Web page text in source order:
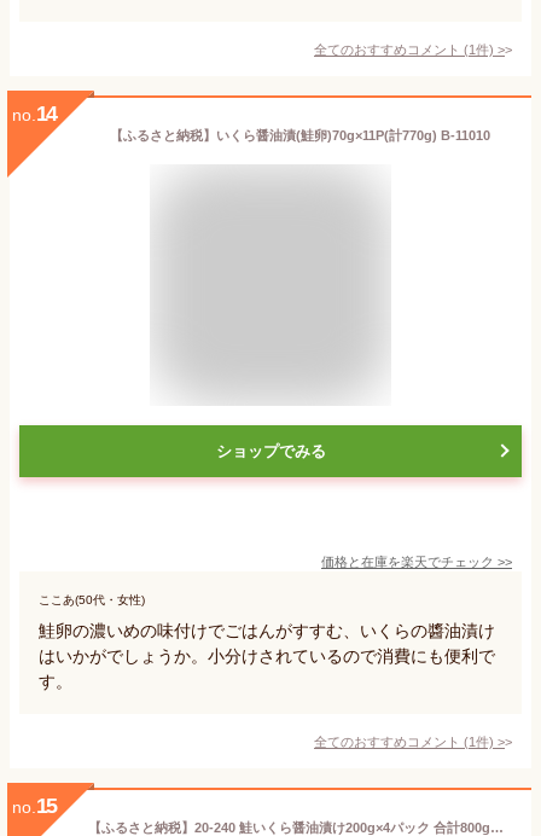
全てのおすすめコメント (1件) >
no. 14
【ふるさと納税】いくら醤油漬(鮭卵)70g×11P(計770g) B-11010
ショップでみる
価格と在庫を楽天でチェック >>
ここあ(50代・女性)
鮭卵の濃いめの味付けでごはんがすすむ、いくらの醬油漬け
はいかがでしょうか。小分けされているので消費にも便利で
す。
全てのおすすめコメント (1件) >
no. 15
【ふるさと納税】20-240 鮭いくら醤油漬け200g×4パック 合計800g｜ いくら イクラ 鮭 鮭卵 魚卵 サケ さけ 醤油漬け 醤油 しょうゆ漬け